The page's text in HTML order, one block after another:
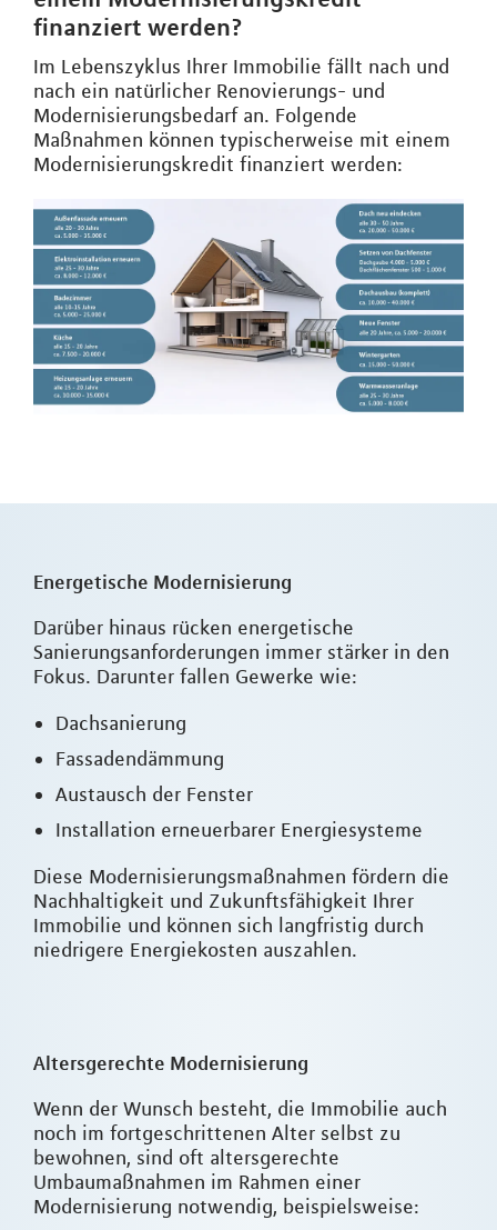
finanziert werden?
Im Lebenszyklus Ihrer Immobilie fällt nach und
nach ein natürlicher Renovierungs- und
Modernisierungsbedarf an. Folgende
Maßnahmen können typischerweise mit einem
Modernisierungskredit finanziert werden:
Energetische Modernisierung
Darüber hinaus rücken energetische
Sanierungsanforderungen immer stärker in den
Fokus. Darunter fallen Gewerke wie:
Dachsanierung
Fassadendämmung
Austausch der Fenster
Installation erneuerbarer Energiesysteme
Diese Modernisierungsmaßnahmen fördern die
Nachhaltigkeit und Zukunftsfähigkeit Ihrer
Immobilie und können sich langfristig durch
niedrigere Energiekosten auszahlen.
Altersgerechte Modernisierung
Wenn der Wunsch besteht, die Immobilie auch
noch im fortgeschrittenen Alter selbst zu
bewohnen, sind oft altersgerechte
Umbaumaßnahmen im Rahmen einer
Modernisierung notwendig, beispielsweise: